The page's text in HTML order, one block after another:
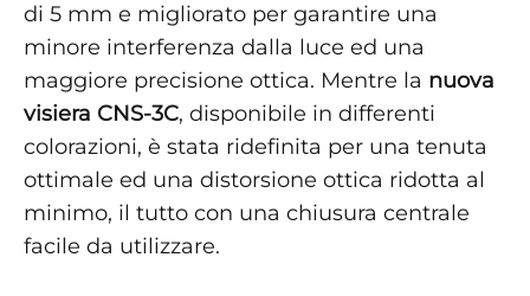
di 5 mm e migliorato per garantire una
minore interferenza dalla luce ed una
maggiore precisione ottica. Mentre la nuova
visiera CNS-3C, disponibile in differenti
colorazioni, è stata ridefinita per una tenuta
ottimale ed una distorsione ottica ridotta al
minimo, il tutto con una chiusura centrale
facile da utilizzare.